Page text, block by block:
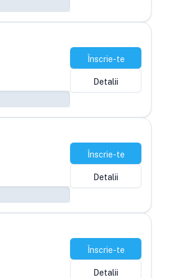
Înscrie-te
Detalii
Înscrie-te
Detalii
Înscrie-te
Detalii